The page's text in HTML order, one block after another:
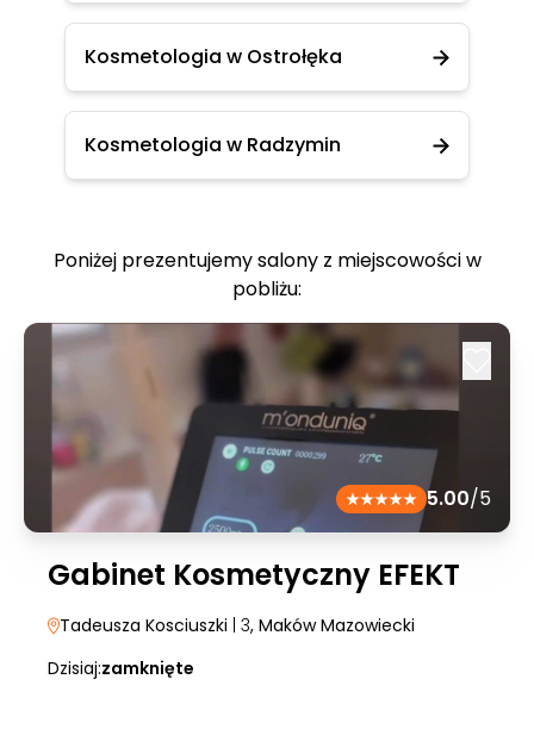
Kosmetologia w Ostrołęka
Kosmetologia w Radzymin
Poniżej prezentujemy salony z miejscowości w
pobliżu:
5.00/5
Gabinet Kosmetyczny EFEKT
Tadeusza Kosciuszki | 3, Maków Mazowiecki
Dzisiaj:zamknięte